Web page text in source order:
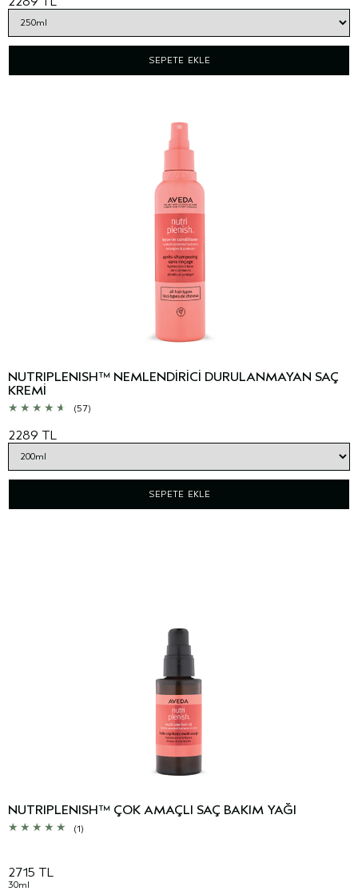
SEPETE EKLE
NUTRIPLENISH™ NEMLENDİRİCİ DURULANMAYAN SAÇ
KREMİ
(57)
2289 TL
SEPETE EKLE
NUTRIPLENISH™ ÇOK AMAÇLI SAÇ BAKIM YAĞI
(1)
2715 TL
30ml